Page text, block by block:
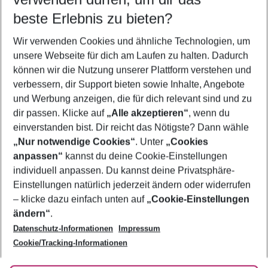
5-8 Nächte
2 Erwachsene Keine Kinder
Mehr Filter anzeigen
Footer
Footer navigation
Über uns
AGB
Bestpreisgarantie
Cookie-Einstellungen ändern
Cookie-Richtlinie
Agenturbetreuung
Barrierefreies Reisen
Folge uns
beste Erlebnis zu bieten?
Wir verwenden Cookies und ähnliche Technologien, um
unsere Webseite für dich am Laufen zu halten. Dadurch
können wir die Nutzung unserer Plattform verstehen und
verbessern, dir Support bieten sowie Inhalte, Angebote
und Werbung anzeigen, die für dich relevant sind und zu
dir passen. Klicke auf „Alle akzeptieren“, wenn du
einverstanden bist. Dir reicht das Nötigste? Dann wähle
„Nur notwendige Cookies“. Unter „Cookies
anpassen“ kannst du deine Cookie-Einstellungen
individuell anpassen. Du kannst deine Privatsphäre-
Einstellungen natürlich jederzeit ändern oder widerrufen
– klicke dazu einfach unten auf „Cookie-Einstellungen
ändern“.
Datenschutz-Informationen
Impressum
Cookie/Tracking-Informationen